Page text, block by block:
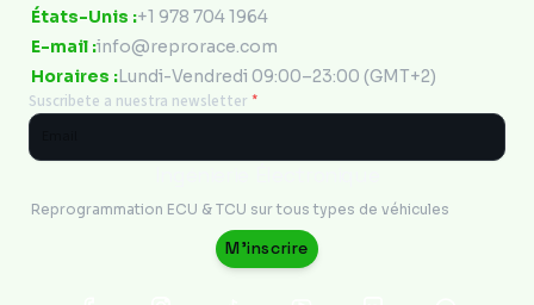
États-Unis :+1 978 704 1964
E-mail :info@reprorace.com
Horaires :Lundi-Vendredi 09:00–23:00 (GMT+2)
Suscribete a nuestra newsletter *
Reprogrammation ECU & TCU sur tous types de véhicules
M'inscrire